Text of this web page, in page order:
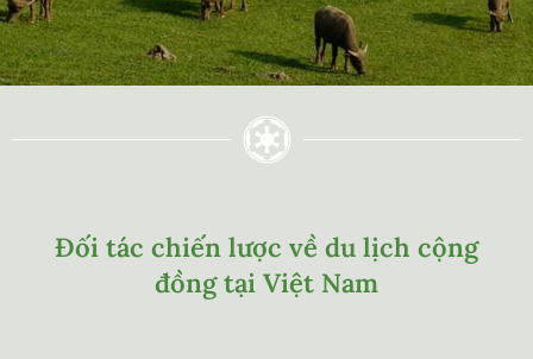
Đối tác chiến lược về du lịch cộng
đồng tại Việt Nam